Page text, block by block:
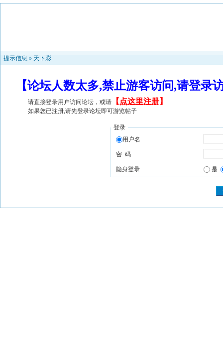
提示信息 » 天下彩
【论坛人数太多,禁止游客访问,请登
请直接登录用户访问论坛，或请 【 点这里注册】
如果您已注册,请先登录论坛即可游览帖子
登录
用户名
密 码
隐身登录 是